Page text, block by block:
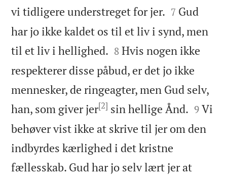
vi tidligere understreget for jer. 

7 Gud
har jo ikke kaldet os til et liv i synd, men
til et liv i hellighed. 

8 Hvis nogen ikke
respekterer disse påbud, er det jo ikke
mennesker, de ringeagter, men Gud selv,
han, som giver jer[2] sin hellige Ånd. 

9 Vi
behøver vist ikke at skrive til jer om den
indbyrdes kærlighed i det kristne
fællesskab. Gud har jo selv lært jer at